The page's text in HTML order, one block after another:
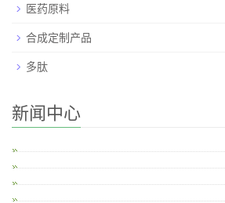
医药原料
合成定制产品
多肽
新闻中心